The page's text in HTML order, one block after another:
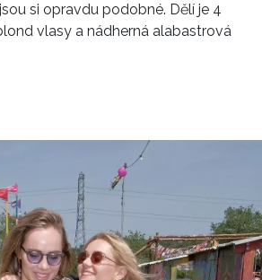
si opravdu podobné. Dělí je 4
vlasy a nádherná alabastrová